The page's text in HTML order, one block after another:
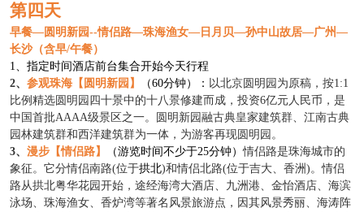
第 四天
早餐—圆明新园--情侣路—珠海渔女—日月贝—孙中山故居—广州—
长沙（含早/午餐）
1、指定时间酒店前台集合开始今天行程
2、 参观珠海【圆明新园】 （60分钟）： 以北京圆明园为原稿，按1:1
比例精选圆明园四十景中的十八景修建而成，投资6亿元人民币，是
中国首批AAAA级景区之一。圆明新园融古典皇家建筑群、江南古典
园林建筑群和西洋建筑群为一体，为游客再现圆明园。
3、 漫步【情侣路】 （游览时间不少于25分钟）情侣路是珠海城市的
象征。它分情侣南路(位于拱北)和情侣北路(位于吉大、香洲)。情侣
路从拱北粤华花园开始，途经海湾大酒店、九洲港、金怡酒店、海滨
泳场、珠海渔女、香炉湾等著名风景旅游点，因其风景秀丽、海涛阵